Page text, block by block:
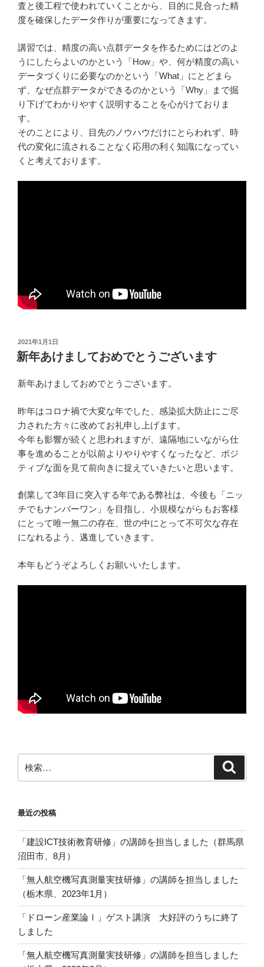
査と後工程で使われていくことから、目的に見合った精
度を確保したデータ作りが重要になってきます。
講習では、精度の高い点群データを作るためにはどのよ
うにしたらよいのかという「How」や、何が精度の高い
データづくりに必要なのかという「What」にとどまら
ず、なぜ点群データができるのかという「Why」まで掘
り下げてわかりやすく説明することを心がけておりま
す。
そのことにより、目先のノウハウだけにとらわれず、時
代の変化に流されることなく応用の利く知識になってい
くと考えております。
投
稿
日:
2021年1月1日
新年あけましておめでとうございます
新年あけましておめでとうございます。
昨年はコロナ禍で大変な年でした、感染拡大防止にご尽
力された方々に改めてお礼申し上げます。
今年も影響が続くと思われますが、遠隔地にいながら仕
事を進めることが以前よりやりやすくなったなど、ポジ
ティブな面を見て前向きに捉えていきたいと思います。
創業して3年目に突入する年である弊社は、今後も「ニッ
チでもナンバーワン」を目指し、小規模ながらもお客様
にとって唯一無二の存在、世の中にとって不可欠な存在
になれるよう、邁進していきます。
本年もどうぞよろしくお願いいたします。
索:
最近の投稿
「建設ICT技術教育研修」の講師を担当しました（群馬県
沼田市、8月）
「無人航空機写真測量実技研修」の講師を担当しました
（栃木県、2023年1月）
「ドローン産業論Ⅰ」ゲスト講演 大好評のうちに終了
しました
「無人航空機写真測量実技研修」の講師を担当しました